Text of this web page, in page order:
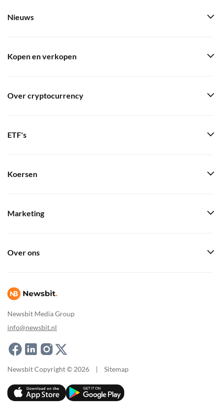
Newsbit Media Group
info@newsbit.nl
Nieuws
Kopen en verkopen
Over cryptocurrency
ETF's
Koersen
Marketing
Over ons
Newsbit Copyright © 2026 | Sitemap